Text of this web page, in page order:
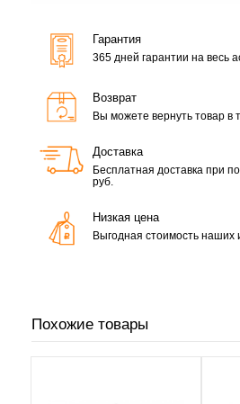
Гарантия
365 дней гарантии на весь
Возврат
Вы можете вернуть товар в
Доставка
Бесплатная доставка при
руб.
Низкая цена
Выгодная стоимость наших
Похожие товары